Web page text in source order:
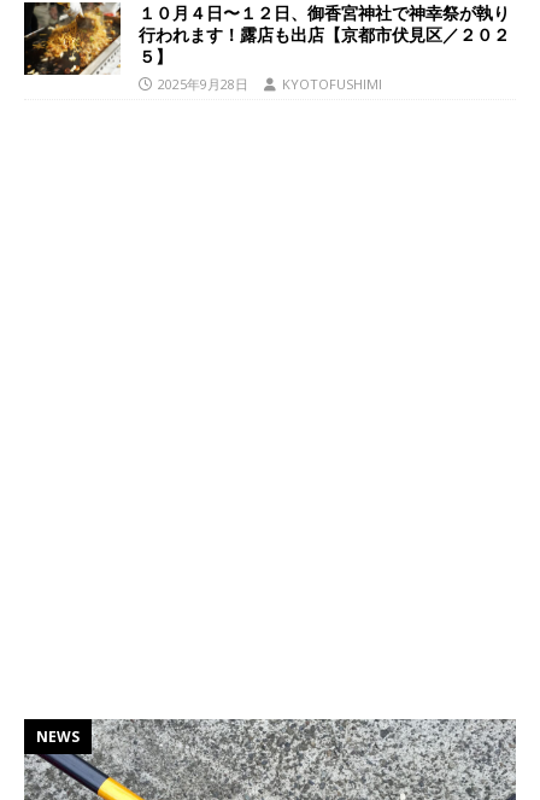
１０月４日〜１２日、御香宮神社で神幸祭が執り
行われます！露店も出店【京都市伏見区／２０２
５】
2025年9月28日 KYOTOFUSHIMI
NEWS